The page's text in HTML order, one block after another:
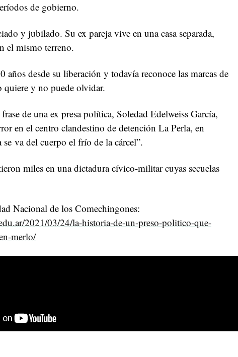
de gobierno.
y jubilado. Su ex pareja vive en una casa separada,
el mismo terreno.
años desde su liberación y todavía reconoce las marcas de
quiere y no puede olvidar.
de una ex presa política, Soledad Edelweiss García,
en el centro clandestino de detención La Perla, en
va del cuerpo el frío de la cárcel”.
miles en una dictadura cívico-militar cuyas secuelas
Nacional de los Comechingones:
2021/03/24/la-historia-de-un-preso-politico-que-
merlo/